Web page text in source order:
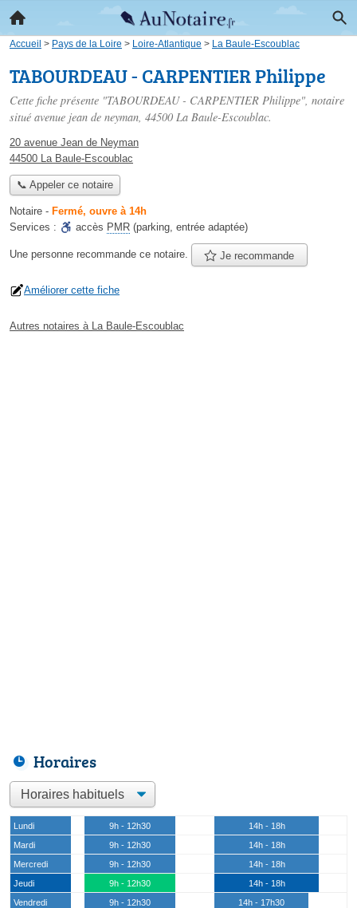
Accueil > Pays de la Loire > Loire-Atlantique > La Baule-Escoublac
TABOURDEAU - CARPENTIER Philippe
Cette fiche présente "TABOURDEAU - CARPENTIER Philippe", notaire
situé avenue jean de neyman, 44500 La Baule-Escoublac.
20 avenue Jean de Neyman
44500 La Baule-Escoublac
📞 Appeler ce notaire
Notaire - Fermé, ouvre à 14h
Services :
accès PMR (parking, entrée adaptée)
Une personne recommande ce notaire. Je recommande
Améliorer cette fiche
Autres notaires à La Baule-Escoublac
Horaires
Lundi 9h - 12h30
14h - 18h
Mardi
9h - 12h30
14h - 18h
Mercredi
9h - 12h30
14h - 18h
Jeudi
9h - 12h30
14h - 18h
Vendredi
9h - 12h30
14h - 17h30